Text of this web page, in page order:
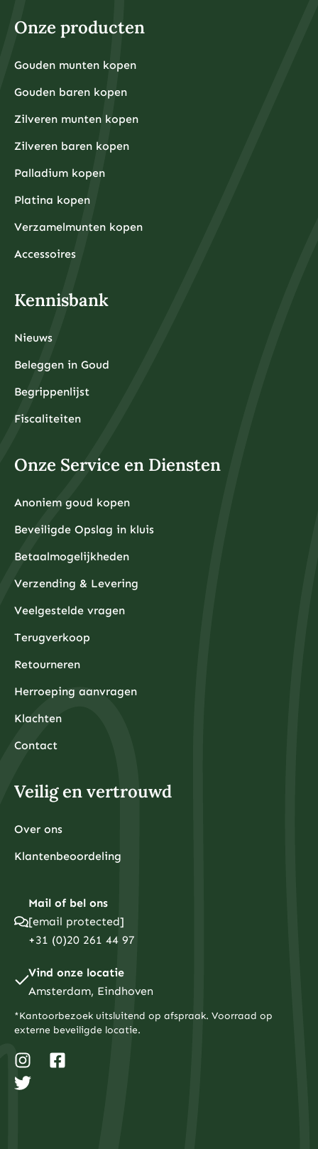
Onze producten
Gouden munten kopen
Gouden baren kopen
Zilveren munten kopen
Zilveren baren kopen
Palladium kopen
Platina kopen
Verzamelmunten kopen
Accessoires
Kennisbank
Nieuws
Beleggen in Goud
Begrippenlijst
Fiscaliteiten
Onze Service en Diensten
Anoniem goud kopen
Beveiligde Opslag in kluis
Betaalmogelijkheden
Verzending & Levering
Veelgestelde vragen
Terugverkoop
Retourneren
Herroeping aanvragen
Klachten
Contact
Veilig en vertrouwd
Over ons
Klantenbeoordeling
Mail of bel ons
[email protected]
+31 (0)20 261 44 97
Vind onze locatie
Amsterdam, Eindhoven
*Kantoorbezoek uitsluitend op afspraak. Voorraad op
externe beveiligde locatie.
n
s
t
a
w
i
t